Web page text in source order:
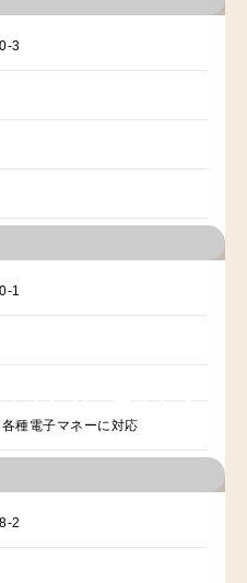
3
1
種電子マネーに対応
せらぎの四季お食
2